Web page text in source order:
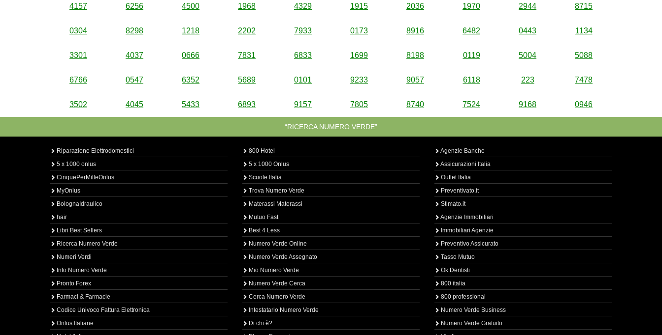
4157 6256 4500 1968 4329 1915 2036 1970 2944 8715
0304 8298 1218 2202 7933 0173 8916 6482 0443 1134
3301 4037 0666 7831 6833 1699 8198 0119 5004 5088
6766 0547 6352 5689 0101 9233 9057 6118 223 7478
3502 4045 5433 6893 9157 7805 8740 7524 9168 0946
“RICERCA NUMERO VERDE”
Riparazione Elettrodomestici
5 x 1000 onlus
CinquePerMilleOnlus
MyOnlus
BolognaIdraulico
hair
Libri Best Sellers
Ricerca Numero Verde
Numeri Verdi
Info Numero Verde
Pronto Forex
Farmaci & Farmacie
Codice Univoco Fattura Elettronica
Onlus Italiane
800 Hotel
5 x 1000 Onlus
Scuole Italia
Trova Numero Verde
Materassi Materassi
Mutuo Fast
Best 4 Less
Numero Verde Online
Numero Verde Assegnato
Mio Numero Verde
Numero Verde Cerca
Cerca Numero Verde
Intestatario Numero Verde
Di chi è?
Agenzie Banche
Assicurazioni Italia
Outlet Italia
Preventivato.it
Stimato.it
Agenzie Immobiliari
Immobiliari Agenzie
Preventivo Assicurato
Tasso Mutuo
Ok Dentisti
800 italia
800 professional
Numero Verde Business
Numero Verde Gratuito